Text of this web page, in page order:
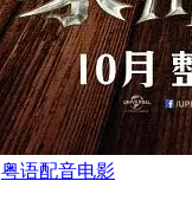
粤语配音电影